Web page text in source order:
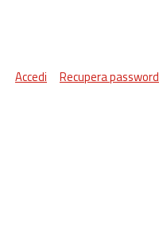
Accedi Recupera password